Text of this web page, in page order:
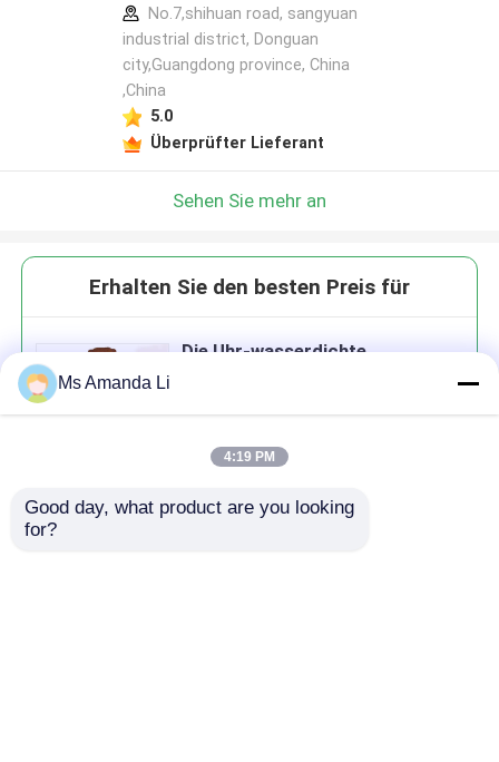
No.7,shihuan road, sangyuan
industrial district, Donguan
city,Guangdong province, China
,China
5.0
Überprüfter Lieferant
Sehen Sie mehr an
Erhalten Sie den besten Preis für
Die Uhr-wasserdichte
WJ-8108 Soem-Uhr
Fortsetzen
Ms Amanda Li
4:19 PM
Good day, what product are you looking
for?